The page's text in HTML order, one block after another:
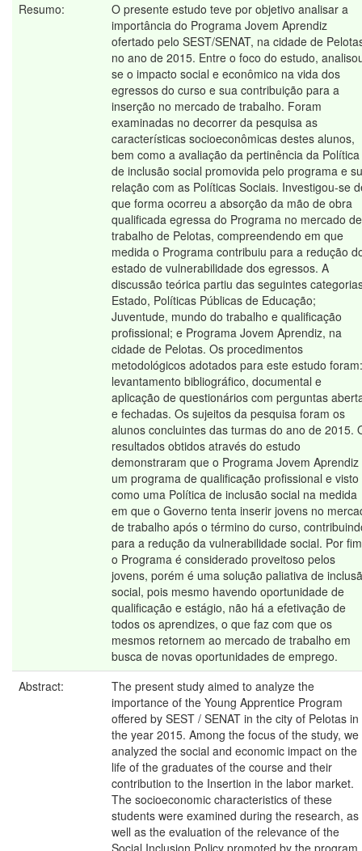
Resumo:
O presente estudo teve por objetivo analisar a
importância do Programa Jovem Aprendiz
ofertado pelo SEST/SENAT, na cidade de
no ano de 2015. Entre o foco do estudo,
se o impacto social e econômico na vida dos
egressos do curso e sua contribuição para a
inserção no mercado de trabalho. Foram
examinadas no decorrer da pesquisa as
características socioeconômicas destes alunos,
bem como a avaliação da pertinência da Política
de inclusão social promovida pelo programa e
relação com as Políticas Sociais. Investigou-se
que forma ocorreu a absorção da mão de obra
qualificada egressa do Programa no mercado de
trabalho de Pelotas, compreendendo em que
medida o Programa contribuiu para a redução
estado de vulnerabilidade dos egressos. A
discussão teórica partiu das seguintes
Estado, Políticas Públicas de Educação;
Juventude, mundo do trabalho e qualificação
profissional; e Programa Jovem Aprendiz, na
cidade de Pelotas. Os procedimentos
metodológicos adotados para este estudo foram:
levantamento bibliográfico, documental e
aplicação de questionários com perguntas
e fechadas. Os sujeitos da pesquisa foram os
alunos concluintes das turmas do ano de 2015.
resultados obtidos através do estudo
demonstraram que o Programa Jovem Aprendiz
um programa de qualificação profissional e visto
como uma Política de inclusão social na medida
em que o Governo tenta inserir jovens no
de trabalho após o término do curso,
para a redução da vulnerabilidade social. Por
o Programa é considerado proveitoso pelos
jovens, porém é uma solução paliativa de
social, pois mesmo havendo oportunidade de
qualificação e estágio, não há a efetivação de
todos os aprendizes, o que faz com que os
mesmos retornem ao mercado de trabalho em
busca de novas oportunidades de emprego.
Abstract:
The present study aimed to analyze the
importance of the Young Apprentice Program
offered by SEST / SENAT in the city of Pelotas in
the year 2015. Among the focus of the study, we
analyzed the social and economic impact on the
life of the graduates of the course and their
contribution to the Insertion in the labor market.
The socioeconomic characteristics of these
students were examined during the research, as
well as the evaluation of the relevance of the